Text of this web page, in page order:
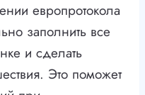
европротокола
заполнить все
и сделать
Это поможет